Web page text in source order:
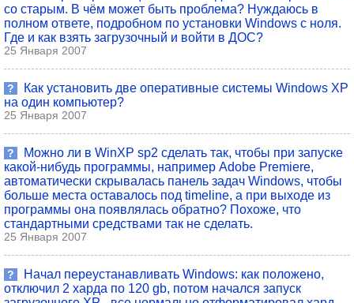
со старым. В чём может быть проблема? Нуждаюсь в
полном ответе, подробном по установки Windows с ноля.
Где и как взять загрузочный и войти в ДОС?
25 Января 2007
?
Как установить две оперативные системы Windows XP
на один компьютер?
25 Января 2007
?
Можно ли в WinXP sp2 сделать так, чтобы при запуске
какой-нибудь программы, например Adobe Premiere,
автоматически скрывалась панель задач Windows, чтобы
больше места оставалось под timeline, а при выходе из
программы она появлялась обратно? Похоже, что
стандартными средствами так не сделать.
25 Января 2007
?
Начал переустанавливать Windows: как положено,
отключил 2 харда по 120 gb, потом начался запуск